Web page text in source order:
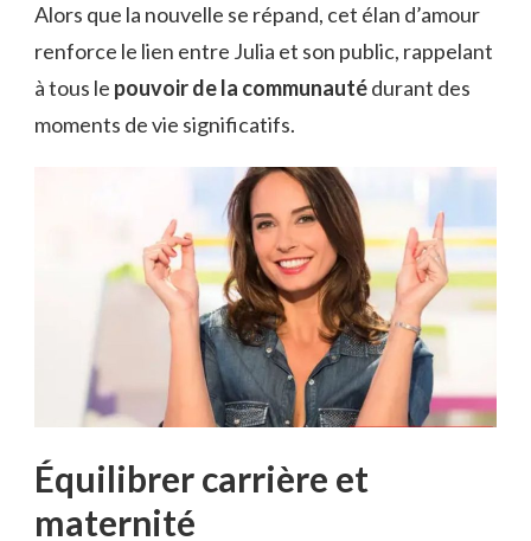
Alors que la nouvelle se répand, cet élan d’amour
renforce le lien entre Julia et son public, rappelant
à tous le pouvoir de la communautédurant des
moments de vie significatifs.
Équilibrer carrière et
maternité